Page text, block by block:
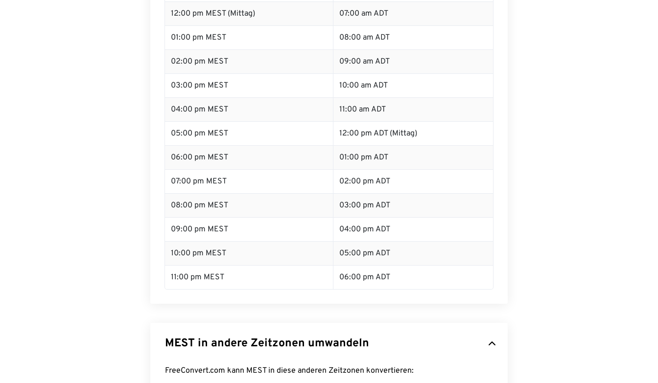
12:00 pm MEST (Mittag) 07:00 am ADT
01:00 pm MEST 08:00 am ADT
02:00 pm MEST 09:00 am ADT
03:00 pm MEST 10:00 am ADT
04:00 pm MEST 11:00 am ADT
05:00 pm MEST 12:00 pm ADT (Mittag)
06:00 pm MEST 01:00 pm ADT
07:00 pm MEST 02:00 pm ADT
08:00 pm MEST 03:00 pm ADT
09:00 pm MEST 04:00 pm ADT
10:00 pm MEST 05:00 pm ADT
11:00 pm MEST 06:00 pm ADT
MEST in andere Zeitzonen umwandeln
FreeConvert.com kann MEST in diese anderen Zeitzonen konvertieren: